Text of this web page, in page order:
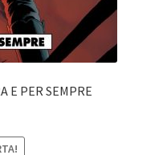
E PER SEMPRE